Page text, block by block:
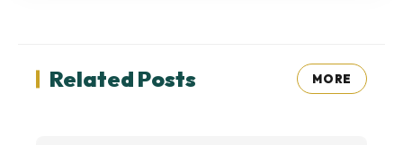
Related Posts MORE